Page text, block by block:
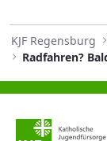
KJF Regensburg